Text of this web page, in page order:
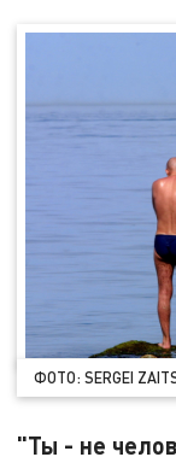
ФОТО: SERGEI
"Ты - не